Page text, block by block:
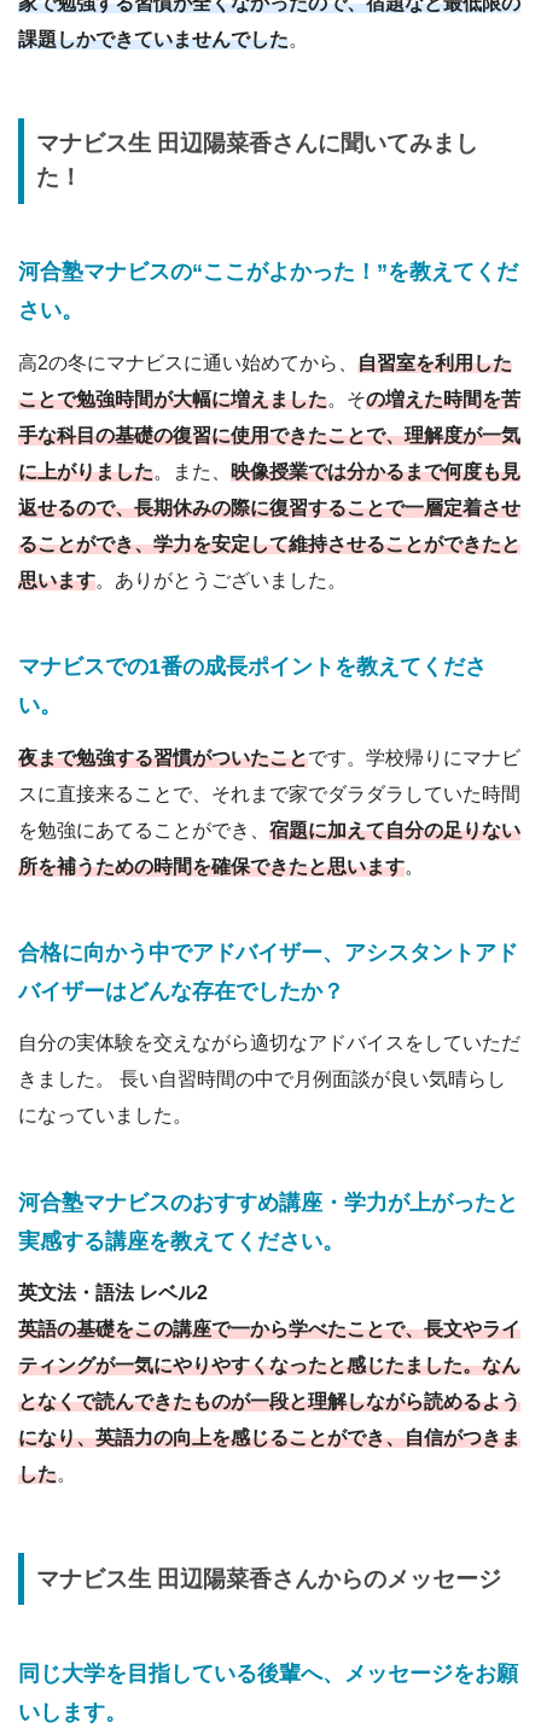
課題しかできていませんでした。
マナビス生 田辺陽菜香さんに聞いてみまし
た！
河合塾マナビスの“ここがよかった！”を教えてくだ
さい。
高2の冬にマナビスに通い始めてから、 自習室を利用した
ことで勉強時間が大幅に増えました。その増えた時間を苦
手な科目の基礎の復習に使用できたことで、理解度が一気
に上がりました。また、 映像授業では分かるまで何度も見
返せるので、長期休みの際に復習することで一層定着させ
ることができ、学力を安定して維持させることができたと
思います。ありがとうございました。
マナビスでの1番の成長ポイントを教えてくださ
い。
夜まで勉強する習慣がついたことです。学校帰りにマナビ
スに直接来ることで、それまで家でダラダラしていた時間
を勉強にあてることができ、 宿題に加えて自分の足りない
所を補うための時間を確保できたと思います。
合格に向かう中でアドバイザー、 アシスタントアド
バイザーはどんな存在でしたか？
自分の実体験を交えながら適切なアドバイスをしていただ
きました。 長い自習時間の中で月例面談が良い気晴らし
になっていました。
河合塾マナビスのおすすめ講座・学力が上がったと
実感する講座を教えてください。
英文法・語法 レベル2
英語の基礎をこの講座で一から学べたことで、長文やライ
ティングが一気にやりやすくなったと感じたました。なん
となくで読んできたものが一段と理解しながら読めるよう
になり、英語力の向上を感じることができ、自信がつきま
した。
マナビス生 田辺陽菜香さんからのメッセージ
同じ大学を目指している後輩へ、メッセージをお願
いします。